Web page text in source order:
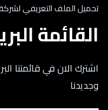
تحميل الملف التعريفي
القائمة
اشترك الان في قائمتنا
وجديدنا